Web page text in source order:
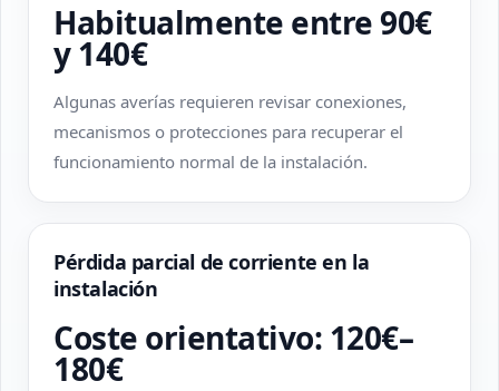
Habitualmente entre 90€
y 140€
Algunas averías requieren revisar conexiones,
mecanismos o protecciones para recuperar el
funcionamiento normal de la instalación.
Pérdida parcial de corriente en la
instalación
Coste orientativo: 120€–
180€